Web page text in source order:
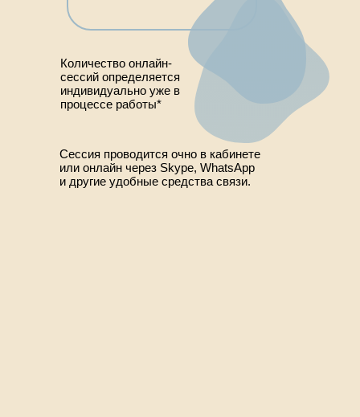
Сессия проводится очно в кабинете
или онлайн через Skype, WhatsApp
и другие удобные средства связи.
Количество онлайн-
сессий определяется
индивидуально уже в
процессе работы*